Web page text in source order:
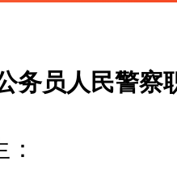
务员人民警察